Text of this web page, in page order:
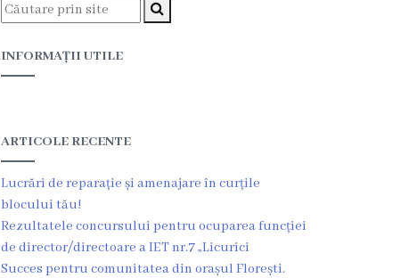
INFORMAȚII UTILE
ARTICOLE RECENTE
Lucrări de reparație și amenajare în curțile
blocului tău!
Rezultatele concursului pentru ocuparea funcției
de director/directoare a IET nr.7 „Licurici
Succes pentru comunitatea din orașul Florești.